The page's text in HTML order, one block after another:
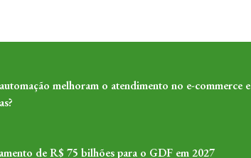
melhoram o atendimento no e-commerce e
de R$ 75 bilhões para o GDF em 2027